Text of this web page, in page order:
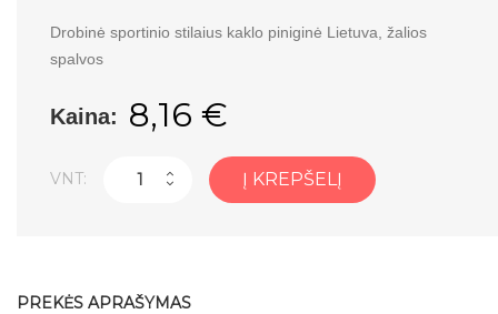
Drobinė sportinio stilaius kaklo piniginė Lietuva, žalios
spalvos
Kaina: 8,16 €
VNT: Į KREPŠELĮ
PREKĖS APRAŠYMAS